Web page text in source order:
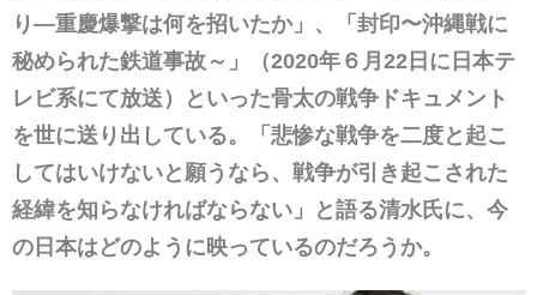
り―重慶爆撃は何を招いたか」、「封印〜沖縄戦に
秘められた鉄道事故～」（2020年６ 月22日に日本テ
レビ系にて放送）といった骨太の戦争ドキュメント
を世に送り出している。「悲惨な戦争を二度と起こ
してはいけないと願うなら、戦争が引き起こされた
経緯を知らなければならない」と語る清水氏に、今
の日本はどのように映っているのだろうか。